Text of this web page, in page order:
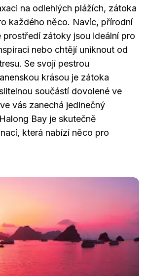
na odlehlých plážích, zátoka
každého něco. Navíc, přírodní
prostředí zátoky jsou ideální pro
nebo chtějí uniknout od
Se svojí pestrou
krásou je zátoka
součástí dovolené ve
vás zanechá jedinečný
Bay je skutečně
která nabízí něco pro